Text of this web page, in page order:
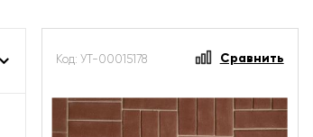
Код: УТ-00015178 Сравнить